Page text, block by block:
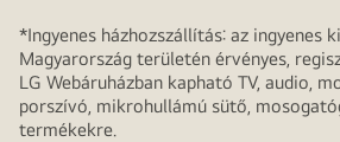
*Ingyenes házhozszállítás: az ingyenes
Magyarország területén érvényes,
LG Webáruházban kapható TV, audio,
porszívó, mikrohullámú sütő,
termékekre.